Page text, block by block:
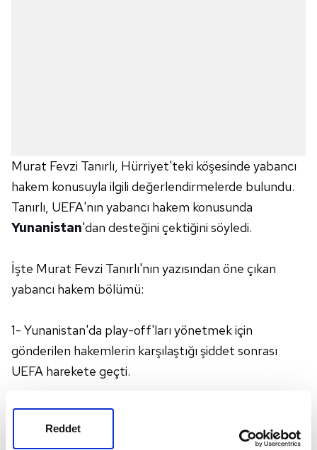
Reddet
Murat Fevzi Tanırlı, Hürriyet'teki köşesinde yabancı
hakem konusuyla ilgili değerlendirmelerde bulundu.
Tanırlı, UEFA'nın yabancı hakem konusunda
Yunanistan'dan desteğini çektiğini söyledi.
İşte Murat Fevzi Tanırlı'nın yazısından öne çıkan
yabancı hakem bölümü:
1- Yunanistan'da play-off'ları yönetmek için
gönderilen hakemlerin karşılaştığı şiddet sonrası
UEFA harekete geçti.
2- UEFA Başkanı Ceferin, Yunanistan Futbol
Federasyonu Başkanı Baltakos'a mektup yazıp